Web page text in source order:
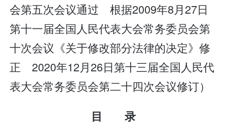
会第五次会议通过 根据2009年8月27日
第十一届全国人民代表大会常务委员会第
十次会议《关于修改部分法律的决定》修
正 2020年12月26日第十三届全国人民代
表大会常务委员会第二十四次会议修订）
目 录